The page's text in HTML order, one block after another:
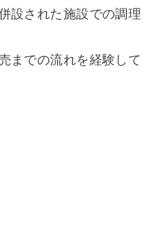
設された施設での調理
での流れを経験して